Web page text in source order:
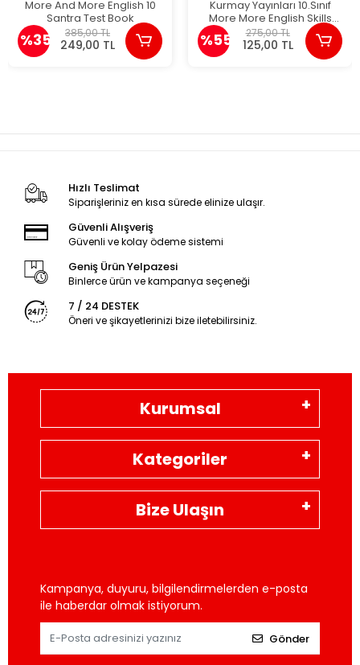
More And More English 10
Santra Test Book
%35 385,00 TL
249,00 TL
Kurmay Yayınları 10.Sınıf
More More English Skills
Book
%55 275,00 TL
125,00 TL
Hızlı Teslimat
Siparişleriniz en kısa sürede elinize ulaşır.
Güvenli Alışveriş
Güvenli ve kolay ödeme sistemi
Geniş Ürün Yelpazesi
Binlerce ürün ve kampanya seçeneği
7 / 24 DESTEK
Öneri ve şikayetlerinizi bize iletebilirsiniz.
Kurumsal
Kategoriler
Bize Ulaşın
Kampanya, duyuru, bilgilendirmelerden e-posta
ile haberdar olmak istiyorum.
Gönder